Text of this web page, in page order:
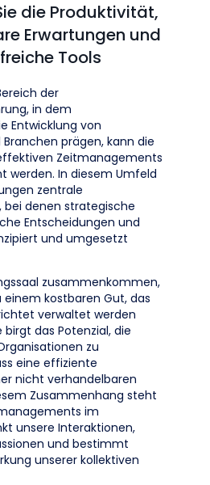
die Produktivität,
Erwartungen und
Tools
der
in dem
Entwicklung von
prägen, kann die
Zeitmanagements
werden. In diesem Umfeld
zentrale
denen strategische
Entscheidungen und
und umgesetzt
zusammenkommen,
einem kostbaren Gut, das
verwaltet werden
das Potenzial, die
zu
eine effiziente
nicht verhandelbaren
Zusammenhang steht
im
unsere Interaktionen,
und bestimmt
unserer kollektiven